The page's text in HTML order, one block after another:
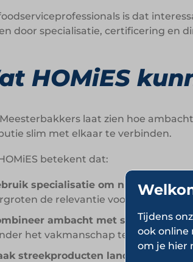
is dat
door specialisatie, certificering en
HOMiES
laat zien hoe
slim met elkaar te verbinden.
betekent dat:
specialisatie om nieuwe
de relevantie voor
ambacht met schaalbare
het vakmanschap te verliezen.
streekproducten landelijk relevant:
Tijdens
ook online
om je hier